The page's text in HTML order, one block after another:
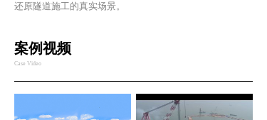
还原隧道施工的真实场景。
案例视频
Case Video